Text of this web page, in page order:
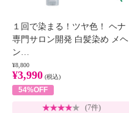
１回で染まる！ツヤ色！ ヘナ
専門サロン開発 白髪染め メヘ
ン…
¥8,800
¥3,990 (税込)
54%OFF
(7件)